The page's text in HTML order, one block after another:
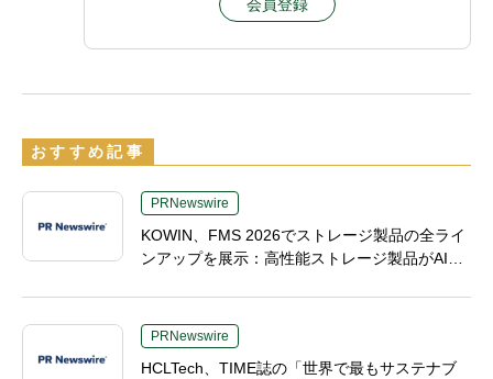
会員登録
おすすめ記事
PRNewswire
KOWIN、FMS 2026でストレージ製品の全ライ
ンアップを展示：高性能ストレージ製品がAI分
PRNewswire
HCLTech、TIME誌の「世界で最もサステナブ